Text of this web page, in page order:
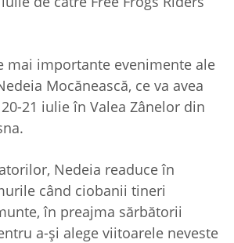
mai importante evenimente ale
Mocănească, ce va avea
21 iulie în Valea Zânelor din
Nedeia readuce în
când ciobanii tineri
în preajma sărbătorii
a-şi alege viitoarele neveste